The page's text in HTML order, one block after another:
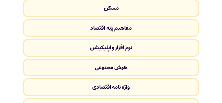
مسکن
مفاهیم پایه اقتصاد
نرم افزار و اپلیکیشن
هوش مصنوعی
واژه نامه اقتصادی